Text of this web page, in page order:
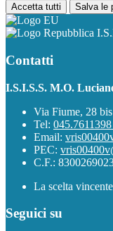
Accetta tutti Salva le
Contatti
I.S.I.S.S. M.O.
Via Fiume, 28
Tel:
Email:
PEC:
C.F.:
La scelta
Seguici su